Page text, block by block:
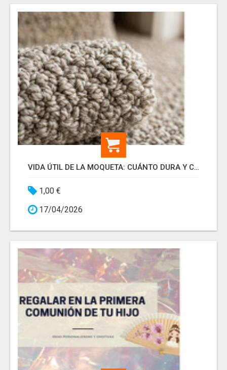
VIDA ÚTIL DE LA MOQUETA: CUÁNTO DURA Y CUÁNDO CAMBIARLA
1,00 €
17/04/2026